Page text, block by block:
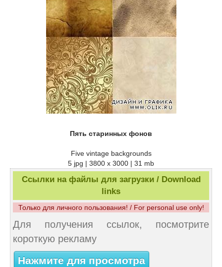
Пять старинных фонов
Five vintage backgrounds
5 jpg | 3800 x 3000 | 31 mb
Ссылки на файлы для загрузки / Download
links
Только для личного пользования! / For personal use only!
Для получения ссылок, посмотрите
короткую рекламу
Нажмите для просмотра